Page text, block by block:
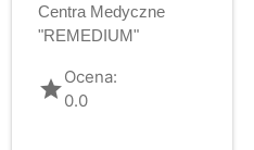
Centra Medyczne
"REMEDIUM"
gradeOcena:
0.0